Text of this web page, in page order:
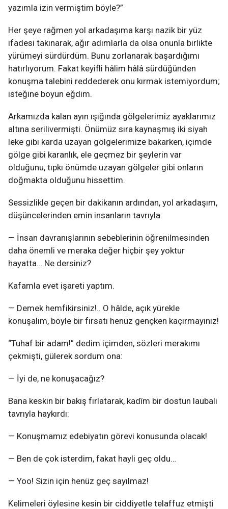
yazımla izin vermiştim böyle?”
Her şeye rağmen yol arkadaşıma karşı nazik bir yüz
ifadesi takınarak, ağır adımlarla da olsa onunla birlikte
yürümeyi sürdürdüm. Bunu zorlanarak başardığımı
hatırlıyorum. Fakat keyifli hâlim hâlâ sürdüğünden
konuşma talebini reddederek onu kırmak istemiyordum;
isteğine boyun eğdim.
Arkamızda kalan ayın ışığında gölgelerimiz ayaklarımız
altına serilivermişti. Önümüz sıra kaynaşmış iki siyah
leke gibi karda uzayan gölgelerimize bakarken, içimde
gölge gibi karanlık, ele geçmez bir şeylerin var
olduğunu, tıpkı önümde uzayan gölgeler gibi onların
doğmakta olduğunu hissettim.
Sessizlikle geçen bir dakikanın ardından, yol arkadaşım,
düşüncelerinden emin insanların tavrıyla:
— İnsan davranışlarının sebeblerinin öğrenilmesinden
daha önemli ve meraka değer hiçbir şey yoktur
hayatta… Ne dersiniz?
Kafamla evet işareti yaptım.
— Demek hemfikirsiniz!.. O hâlde, açık yürekle
konuşalım, böyle bir fırsatı henüz gençken kaçırmayınız!
“Tuhaf bir adam!” dedim içimden, sözleri merakımı
çekmişti, gülerek sordum ona:
— İyi de, ne konuşacağız?
Bana keskin bir bakış fırlatarak, kadîm bir dostun laubali
tavrıyla haykırdı:
— Konuşmamız edebiyatın görevi konusunda olacak!
— Ben de çok isterdim, fakat hayli geç oldu…
— Yoo! Sizin için henüz geç sayılmaz!
Kelimeleri öylesine kesin bir ciddiyetle telaffuz etmişti